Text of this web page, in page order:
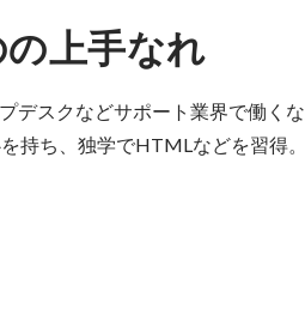
上手なれ
デスクなどサポート業界で働く
持ち、独学でHTMLなどを習得。